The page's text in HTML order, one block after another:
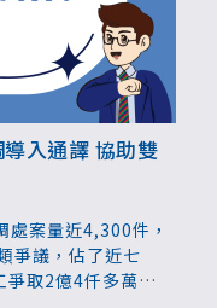
入通譯 協助雙
案量近4,300件，
爭議，佔了近七
爭取2億4仟多萬